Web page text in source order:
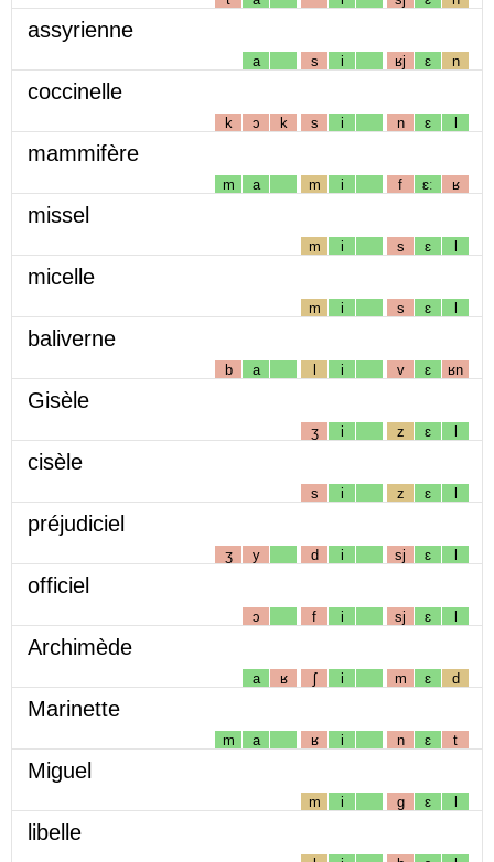
assyrienne
a s i ʁj ɛ n
coccinelle
k ɔ k s i n ɛ l
mammifère
m a m i f ɛː ʁ
missel
m i s ɛ l
micelle
m i s ɛ l
baliverne
b a l i v ɛ ʁn
Gisèle
ʒ i z ɛ l
cisèle
s i z ɛ l
préjudiciel
ʒ y d i sj ɛ l
officiel
ɔ f i sj ɛ l
Archimède
a ʁ ʃ i m ɛ d
Marinette
m a ʁ i n ɛ t
Miguel
m i g ɛ l
libelle